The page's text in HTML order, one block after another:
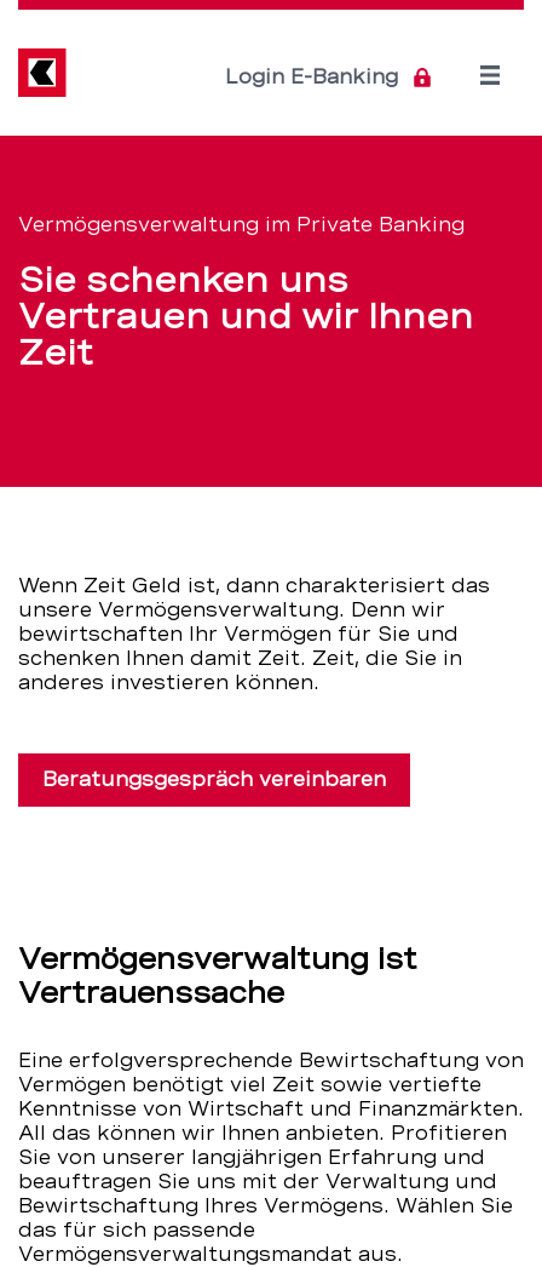
im
Private
Banking
BEKB
Direkt
Inhalt
Login E-Banking
Open
Vermögensverwaltung im Private Banking
Sie schenken uns
Vertrauen und wir Ihnen
Zeit
Wenn Zeit Geld ist, dann charakterisiert das
unsere Vermögensverwaltung. Denn wir
bewirtschaften Ihr Vermögen für Sie und
schenken Ihnen damit Zeit. Zeit, die Sie in
anderes investieren können.
Beratungsgespräch vereinbaren
Vermögensverwaltung ist
Vertrauenssache
Eine erfolgversprechende Bewirtschaftung von
Vermögen benötigt viel Zeit sowie vertiefte
Kenntnisse von Wirtschaft und Finanzmärkten.
All das können wir Ihnen anbieten. Profitieren
Sie von unserer langjährigen Erfahrung und
beauftragen Sie uns mit der Verwaltung und
Bewirtschaftung Ihres Vermögens. Wählen Sie
das für sich passende
Vermögensverwaltungsmandat aus.